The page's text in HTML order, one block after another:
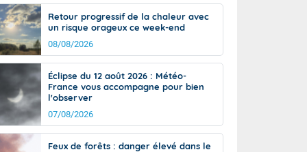
de
Phénomènes dangereux de J+2 à J+7
Avertissement pluies intenses à l'échelle
des communes (Apic)
Bulletins Marine
Bulletins d'estimation du risque
d'avalanche
Météo des forêts
Vigicrues
Retour progressif de la chaleur avec
un risque orageux ce week-end
08/08/2026
Éclipse du 12 août 2026 : Météo-
France vous accompagne pour bien
l'observer
07/08/2026
Feux de forêts : danger élevé dans le